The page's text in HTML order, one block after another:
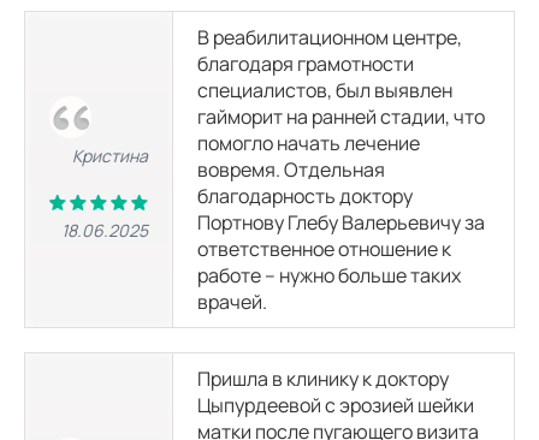
1320р.
УЗИ тазобедренного сустава
УЗИ в андрологии
1470р.
УЗИ мошонки
УЗИ лимфатических узлов
1750р.
Кристина
18.06.2025
В реабилитационном центре,
благодаря грамотности
специалистов, был выявлен
гайморит на ранней стадии, что
помогло начать лечение
вовремя. Отдельная
благодарность доктору
Портнову Глебу Валерьевичу за
ответственное отношение к
работе – нужно больше таких
врачей.
Пришла в клинику к доктору
Цыпурдеевой с эрозией шейки
матки после пугающего визита